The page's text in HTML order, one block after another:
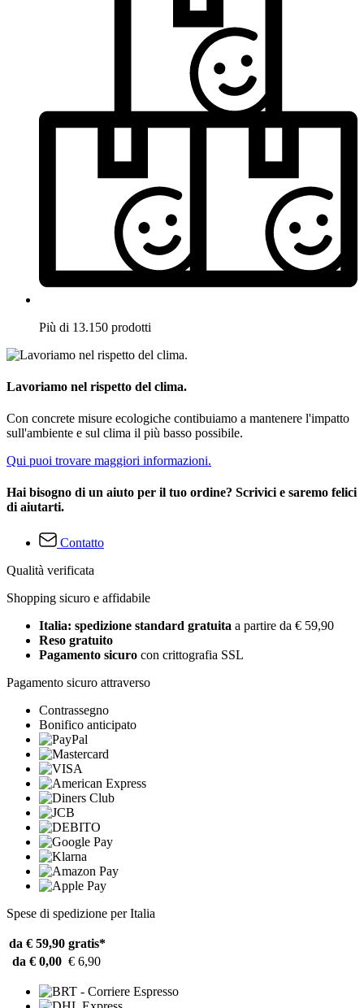
Più di 13.150 prodotti
Lavoriamo nel rispetto del clima.
Con concrete misure ecologiche contibuiamo a mantenere l'impatto
sull'ambiente e sul clima il più basso possibile.
Qui puoi trovare maggiori informazioni.
Hai bisogno di un aiuto per il tuo ordine? Scrivici e saremo felici
di aiutarti.
Contatto
Qualità verificata
Shopping sicuro e affidabile
Italia: spedizione standard gratuita a partire da € 59,90
Reso gratuito
Pagamento sicuro con crittografia SSL
Pagamento sicuro attraverso
Contrassegno
Bonifico anticipato
Spese di spedizione per Italia
da € 59,90 gratis*
da € 0,00 € 6,90